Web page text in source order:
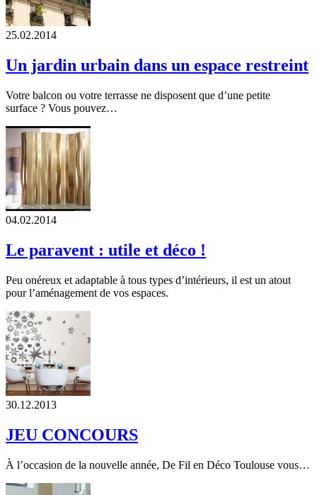
25.02.2014
Un jardin urbain dans un espace restreint
Votre balcon ou votre terrasse ne disposent que d’une petite
surface ? Vous pouvez…
04.02.2014
Le paravent : utile et déco !
Peu onéreux et adaptable à tous types d’intérieurs, il est un atout
pour l’aménagement de vos espaces.
30.12.2013
JEU CONCOURS
À l’occasion de la nouvelle année, De Fil en Déco Toulouse vous…